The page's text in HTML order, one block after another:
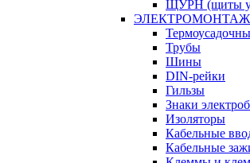
ЩУРН (щиты
Трубы
Шины
DIN-рейки
Гильзы
Знаки
Изоляторы
Кабельные
Кабельные